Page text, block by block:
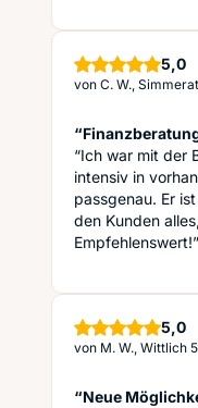
5,0
von C. W.,
“Ich war mit der
intensiv in
passgenau. Er
den Kunden
Empfehlenswert!”
5,0
von M. W., Wittlich
“Neue